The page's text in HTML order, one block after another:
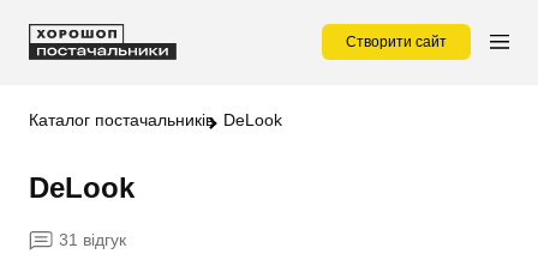
Створити сайт
Каталог постачальників DeLook
DeLook
31 відгук